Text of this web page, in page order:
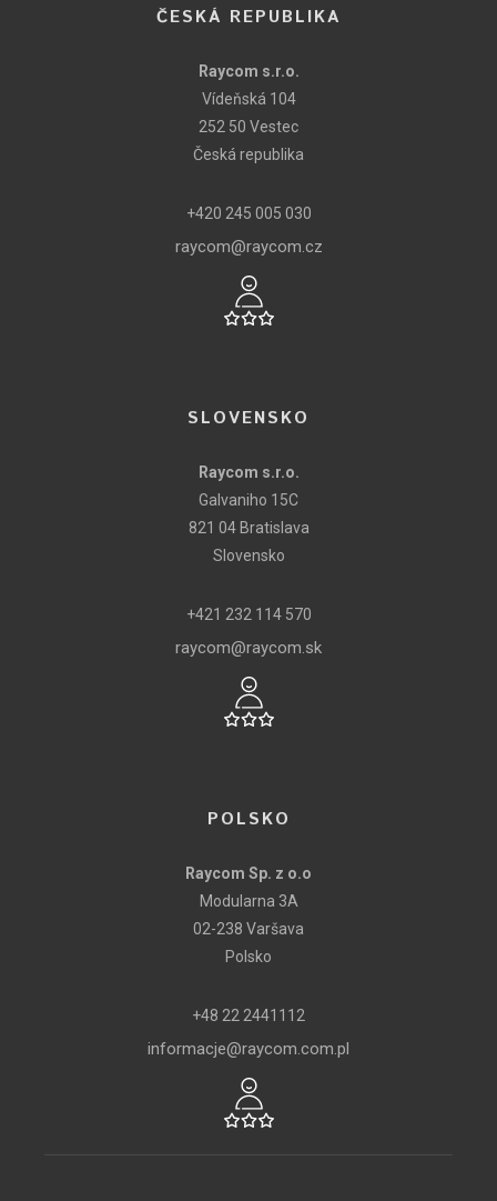
ČESKÁ REPUBLIKA
Raycom s.r.o.
Vídeňská 104
252 50 Vestec
Česká republika
+420 245 005 030
raycom@raycom.cz
SLOVENSKO
Raycom s.r.o.
Galvaniho 15C
821 04 Bratislava
Slovensko
+421 232 114 570
raycom@raycom.sk
POLSKO
Raycom Sp. z o.o
Modularna 3A
02-238 Varšava
Polsko
+48 22 2441112
informacje@raycom.com.pl